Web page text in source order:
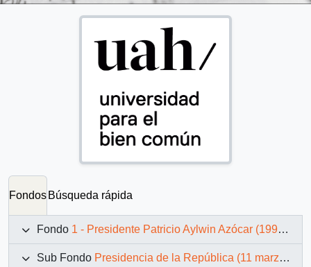
Fondos Búsqueda rápida
Fondo 1 - Presidente Patricio Aylwin Azócar (1990-1994)
Sub Fondo Presidencia de la República (11 marzo 1990 – 11 marzo 1994)